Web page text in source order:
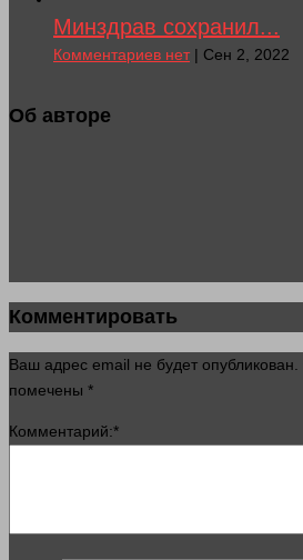
Минздрав сохранил...
Комментариев нет| Сен 2, 2022
Об авторе
Комментировать
Ваш адрес email не будет опубликован.
помечены *
Комментарий:*